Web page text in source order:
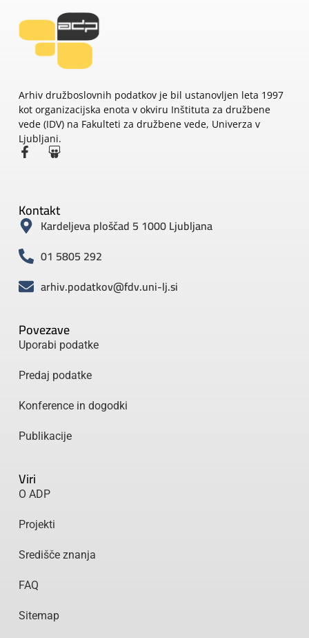
Arhiv družboslovnih podatkov je bil ustanovljen leta 1997
kot organizacijska enota v okviru Inštituta za družbene
vede (IDV) na Fakulteti za družbene vede, Univerza v
Ljubljani.
Povezave
Uporabi podatke
Predaj podatke
Konference in dogodki
Publikacije
Viri
O ADP
Projekti
Središče znanja
FAQ
Sitemap
Kontakt
Kardeljeva ploščad 5 1000 Ljubljana
01 5805 292
arhiv.podatkov@fdv.uni-lj.si